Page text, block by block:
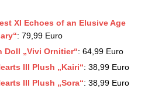
XI Echoes of an Elusive Age
: 79,99 Euro
Doll „Vivi Ornitier“: 64,99 Euro
III Plush „Kairi“: 38,99 Euro
III Plush „Sora“: 38,99 Euro